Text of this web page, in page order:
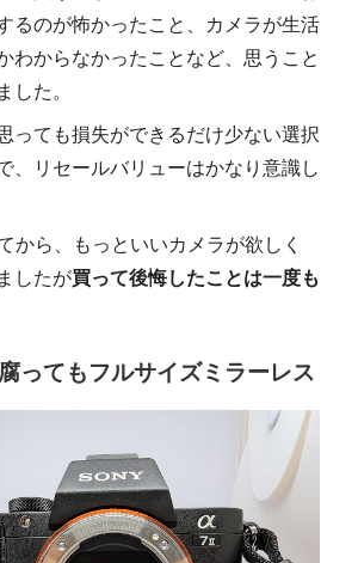
るのが怖かったこと、カメラが生活
わからなかったことなど、思うこと
た。
っても損失ができるだけ少ない選択
、リセールバリューはかなり意識し
から、もっといいカメラが欲しく
したが買って後悔したことは一度も
ってもフルサイズミラーレス